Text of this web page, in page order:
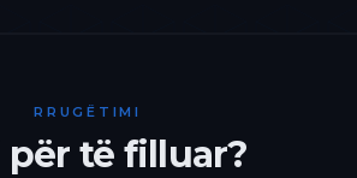
RRUGËTIMI
për të filluar?